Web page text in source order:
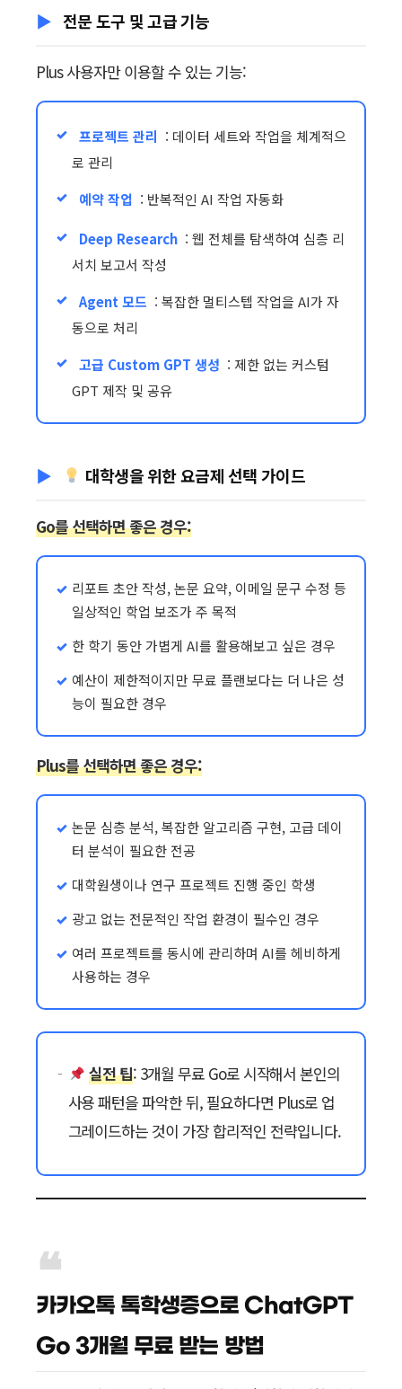
전문 도구 및 고급 기능
Plus 사용자만 이용할 수 있는 기능:
프로젝트 관리 : 데이터 세트와 작업을 체계적으
로 관리
예약 작업 : 반복적인 AI 작업 자동화
Deep Research : 웹 전체를 탐색하여 심층 리
서치 보고서 작성
Agent 모드 : 복잡한 멀티스텝 작업을 AI가 자
동으로 처리
고급 Custom GPT 생성 : 제한 없는 커스텀
GPT 제작 및 공유
대학생을 위한 요금제 선택 가이드
Go를 선택하면 좋은 경우:
리포트 초안 작성, 논문 요약, 이메일 문구 수정 등
일상적인 학업 보조가 주 목적
한 학기 동안 가볍게 AI를 활용해보고 싶은 경우
예산이 제한적이지만 무료 플랜보다는 더 나은 성
능이 필요한 경우
Plus를 선택하면 좋은 경우:
논문 심층 분석, 복잡한 알고리즘 구현, 고급 데이
터 분석이 필요한 전공
대학원생이나 연구 프로젝트 진행 중인 학생
광고 없는 전문적인 작업 환경이 필수인 경우
여러 프로젝트를 동시에 관리하며 AI를 헤비하게
사용하는 경우
실전 팁: 3개월 무료 Go로 시작해서 본인의
사용 패턴을 파악한 뒤, 필요하다면 Plus로 업
그레이드하는 것이 가장 합리적인 전략입니다.
카카오톡 톡학생증으로 ChatGPT
Go 3개월 무료 받는 방법